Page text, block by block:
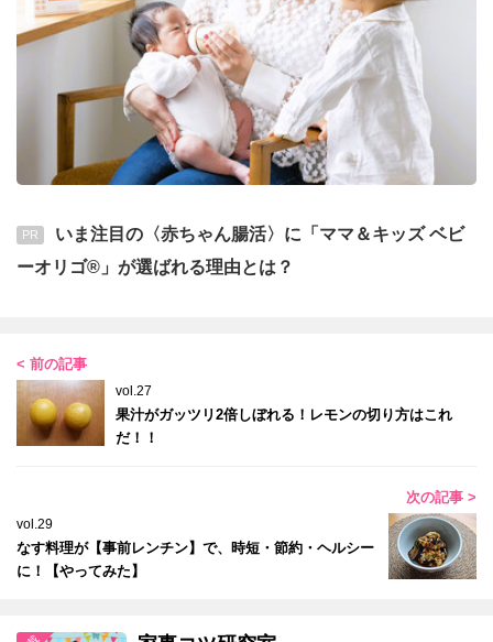
PR
いま注目の〈赤ちゃん腸活〉に「ママ＆キッズ ベビ
ーオリゴ®」が選ばれる理由とは？
< 前の記事
vol.27
果汁がガッツリ2倍しぼれる！レモンの切り方はこれ
だ！！
次の記事 >
vol.29
なす料理が【事前レンチン】で、時短・節約・ヘルシー
に！【やってみた】